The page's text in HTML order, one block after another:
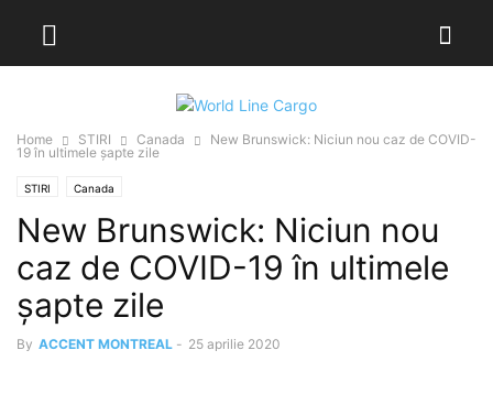
Home STIRI Canada
New Brunswick: Niciun nou caz de COVID-
19 în ultimele șapte zile
STIRI Canada
New Brunswick: Niciun nou
caz de COVID-19 în ultimele
șapte zile
By ACCENT MONTREAL - 25 aprilie 2020